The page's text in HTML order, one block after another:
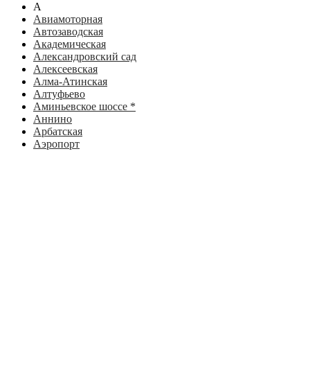
А
Авиамоторная
Автозаводская
Академическая
Александровский сад
Алексеевская
Алма-Атинская
Алтуфьево
Аминьевское шоссе *
Аннино
Арбатская
Аэропорт